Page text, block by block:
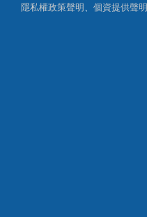
隱私權政策聲明 、 個資提供聲明